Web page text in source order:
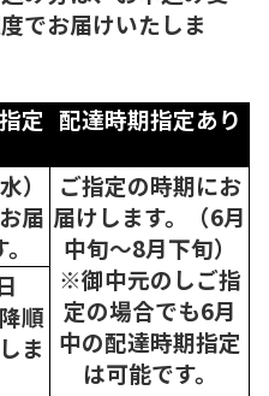
でお届けいたしま
定 配達時期指定あり
）
お届
ご指定の時期にお
届けします。（6月
中旬～8月下旬）
※御中元のしご指
定の場合でも6月
中の配達時期指定
は可能です。
順
ま